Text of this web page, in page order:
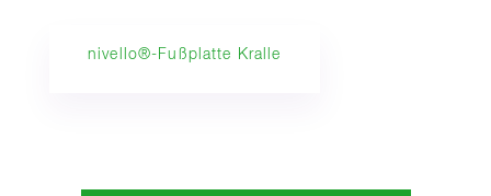
nivello®-Fußplatte Kralle